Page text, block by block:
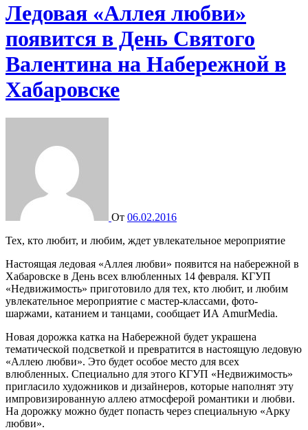
Ледовая «Аллея любви»
появится в День Святого
Валентина на Набережной в
Хабаровске
От 06.02.2016
Тех, кто любит, и любим, ждет увлекательное мероприятие
Настоящая ледовая «Аллея любви» появится на набережной в
Хабаровске в День всех влюбленных 14 февраля. КГУП
«Недвижимость» приготовило для тех, кто любит, и любим
увлекательное мероприятие с мастер-классами, фото-
шаржами, катанием и танцами, сообщает ИА AmurMedia.
Новая дорожка катка на Набережной будет украшена
тематической подсветкой и превратится в настоящую ледовую
«Аллею любви». Это будет особое место для всех
влюбленных. Специально для этого КГУП «Недвижимость»
пригласило художников и дизайнеров, которые наполнят эту
импровизированную аллею атмосферой романтики и любви.
На дорожку можно будет попасть через специальную «Арку
любви».